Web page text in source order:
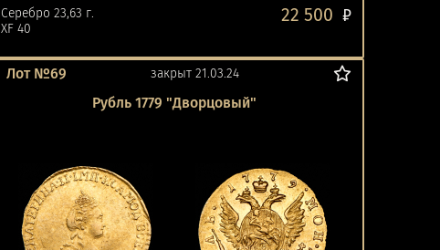
Серебро 23,63 г.
XF 40
22 500 ₽
Лот №69 закрыт 21.03.24
Рубль 1779 "Дворцовый"